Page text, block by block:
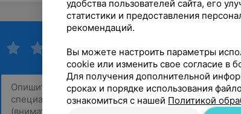
удобства пользователей сайта, его
статистики и предоставления
рекомендаций.
Вы можете настроить параметры
cookie или изменить свое согласие в
Для получения дополнительной
сроках и порядке использования
ознакомиться с нашей Политикой